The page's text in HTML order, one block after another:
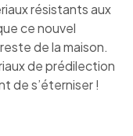
résistants aux
ce nouvel
de la maison.
de prédilection
de s’éterniser !